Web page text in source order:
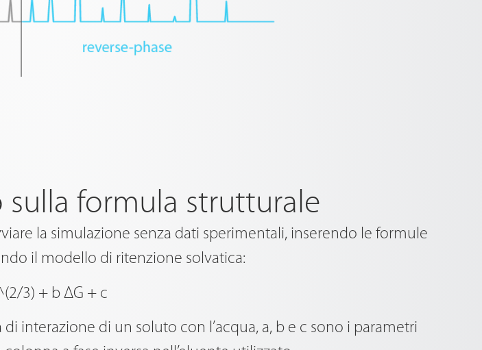
sulla formula strutturale
la simulazione senza dati sperimentali, inserendo le formule
il modello di ritenzione solvatica:
3) + b ΔG + c
interazione di un soluto con l’acqua, a, b e c sono i parametri